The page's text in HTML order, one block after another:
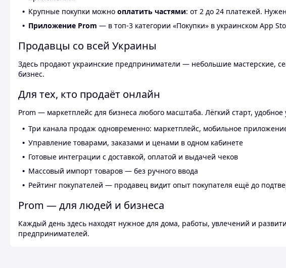
Крупные покупки можно оплатить частями: от 2 до 24 платежей.
Приложение Prom — в топ-3 категории «Покупки» в украинском App
Продавцы со всей Украины
Здесь продают украинские предприниматели — небольшие мастерские,
бизнес.
Для тех, кто продаёт онлайн
Prom — маркетплейс для бизнеса любого масштаба. Лёгкий старт,
Три канала продаж одновременно: маркетплейс, мобильное
Управление товарами, заказами и ценами в одном кабинете
Готовые интеграции с доставкой, оплатой и выдачей чеков
Массовый импорт товаров — без ручного ввода
Рейтинг покупателей — продавец видит опыт покупателя ещё до
Prom — для людей и бизнеса
Каждый день здесь находят нужное для дома, работы, увлечений и
предпринимателей.